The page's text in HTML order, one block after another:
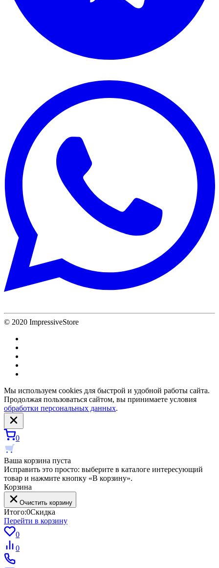
© 2020 ImpressiveStore
Мы используем cookies для быстрой и удобной работы сайта.
Продолжая пользоваться сайтом, вы принимаете условия
обработки персональных данных.
0
Ваша корзина пуста
Исправить это просто: выберите в каталоге интересующий
товар и нажмите кнопку «В корзину».
Корзина
Очистить корзину
Итого:0Скидка
Перейти в корзину
0
0